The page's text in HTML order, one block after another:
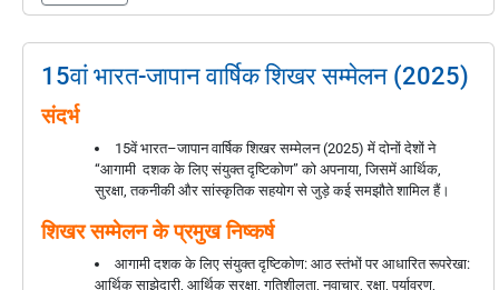
15वां भारत-जापान वार्षिक शिखर सम्मेलन (2025)
संदर्भ
15वें भारत–जापान वार्षिक शिखर सम्मेलन (2025) में दोनों देशों ने
“आगामी दशक के लिए संयुक्त दृष्टिकोण” को अपनाया, जिसमें आर्थिक,
सुरक्षा, तकनीकी और सांस्कृतिक सहयोग से जुड़े कई समझौते शामिल हैं।
शिखर सम्मेलन के प्रमुख निष्कर्ष
आगामी दशक के लिए संयुक्त दृष्टिकोण: आठ स्तंभों पर आधारित रूपरेखा:
आर्थिक साझेदारी, आर्थिक सुरक्षा, गतिशीलता, नवाचार, रक्षा, पर्यावरण,